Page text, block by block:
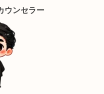
ウンセラー